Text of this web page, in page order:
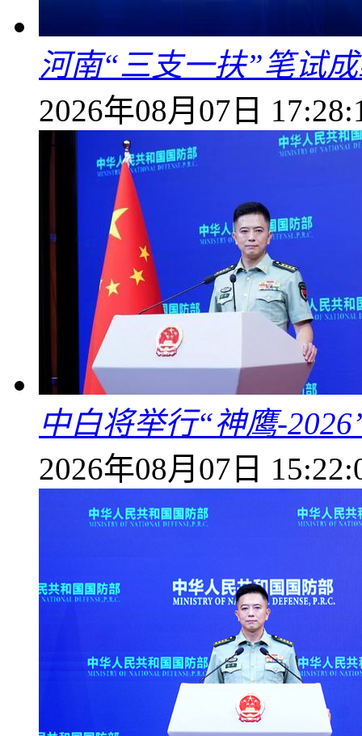
河南“三支一扶”笔试
2026年08月07日
中白将举行“神鹰-
2026年08月07日